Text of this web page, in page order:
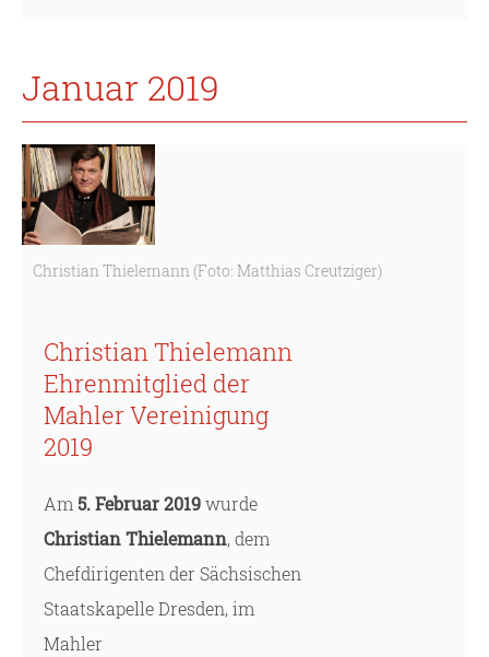
Januar 2019
Christian Thielemann (Foto: Matthias Creutziger)
Christian Thielemann
Ehrenmitglied der
Mahler Vereinigung
2019
Am 5. Februar 2019wurde
Christian Thielemann, dem
Chefdirigenten der Sächsischen
Staatskapelle Dresden, im
Mahler